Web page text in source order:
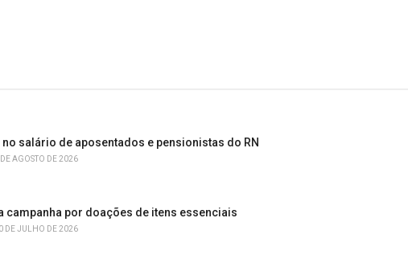
salário de aposentados e pensionistas do RN
AGOSTO DE 2026
campanha por doações de itens essenciais
DE JULHO DE 2026